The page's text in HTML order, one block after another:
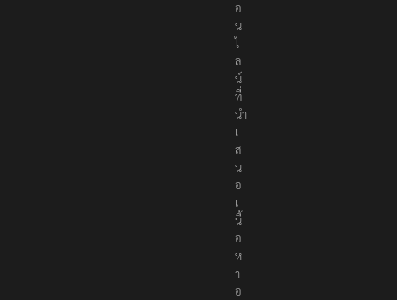
อ
น
ไ
ล
น์
ที่
นำ
เ
ส
น
อ
เ
นื้
อ
ห
า
อ